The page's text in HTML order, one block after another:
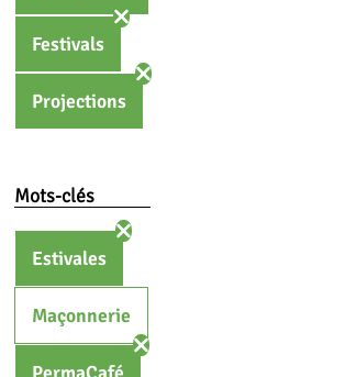
Festivals
Projections
Mots-clés
Estivales
Maçonnerie